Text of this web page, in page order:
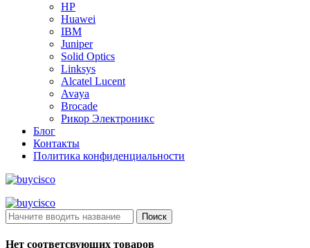
HP
Huawei
IBM
Juniper
Solid Optics
Linksys
Alcatel Lucent
Avaya
Brocade
Рикор Электроникс
Блог
Контакты
Политика конфиденциальности
Поиск
Нет соответсвующих товаров